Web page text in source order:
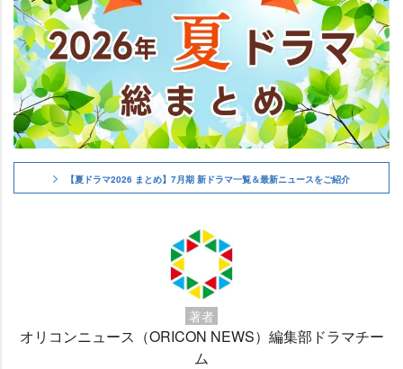
【夏ドラマ2026 まとめ】7月期 新ドラマ一覧＆最新ニュースをご紹介
著者
オリコンニュース（ORICON NEWS）編集部ドラマチー
ム